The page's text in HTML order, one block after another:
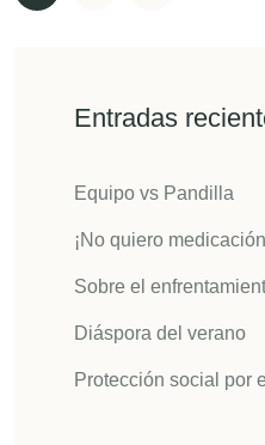
Entradas
Equipo vs Pandilla
¡No quiero
Sobre el
Diáspora del verano
Protección social por